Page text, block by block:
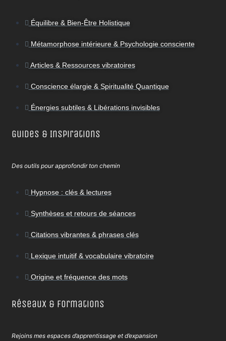
Équilibre & Bien-Être Holistique
Métamorphose intérieure & Psychologie consciente
Articles & Ressources vibratoires
Conscience élargie & Spiritualité Quantique
Énergies subtiles & Libérations invisibles
Guides & Inspirations
Des outils pour approfondir ton chemin
Hypnose : clés & lectures
Synthèses et retours de séances
Citations vibrantes & phrases clés
Lexique intuitif & vocabulaire vibratoire
Origine et fréquence des mots
Réseaux & Formations
Rejoins mes espaces d’apprentissage et d’expansion